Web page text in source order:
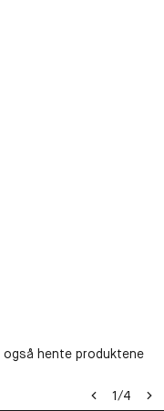
også hente produktene
1/4